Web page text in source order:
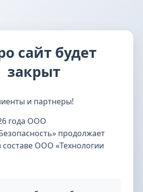
сайт будет
закрыт
и партнеры!
года ООО
продолжает
составе ООО «Технологии